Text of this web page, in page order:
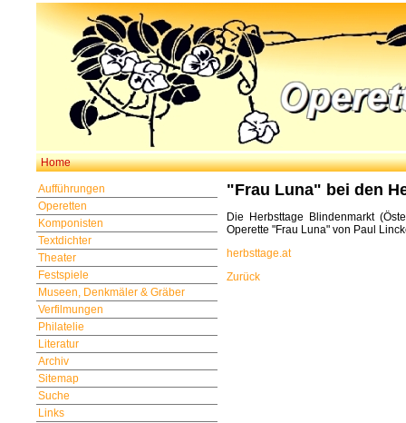
Home
Aufführungen
Operetten
Komponisten
Textdichter
Theater
Festspiele
Museen, Denkmäler & Gräber
Verfilmungen
Philatelie
Literatur
Archiv
Sitemap
Suche
Links
"Frau Luna" bei den
Die Herbsttage Blindenmarkt
Operette "Frau Luna" von Paul
herbsttage.at
Zurück